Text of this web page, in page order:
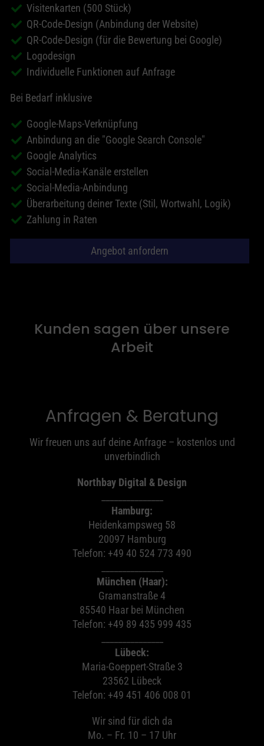
Visitenkarten (500 Stück)
QR-Code-Design (Anbindung der Website)
QR-Code-Design (für die Bewertung bei Google)
Logodesign
Individuelle Funktionen auf Anfrage
Bei Bedarf inklusive
Google-Maps-Verknüpfung
Anbindung an die "Google Search Console"
Google Analytics
Social-Media-Kanäle erstellen
Social-Media-Anbindung
Überarbeitung deiner Texte (Stil, Wortwahl, Logik)
Zahlung in Raten
Angebot anfordern
Kunden sagen über unsere
Arbeit
Anfragen & Beratung
Wir freuen uns auf deine Anfrage – kostenlos und
unverbindlich
Northbay Digital & Design
Hamburg:
Heidenkampsweg 58
20097 Hamburg
Telefon: +49 40 524 773 490
München (Haar):
Gramanstraße 4
85540 Haar bei München
Telefon: +49 89 435 999 435
Lübeck:
Maria-Goeppert-Straße 3
23562 Lübeck
Telefon: +49 451 406 008 01
Wir sind für dich da
Mo. – Fr. 10 – 17 Uhr